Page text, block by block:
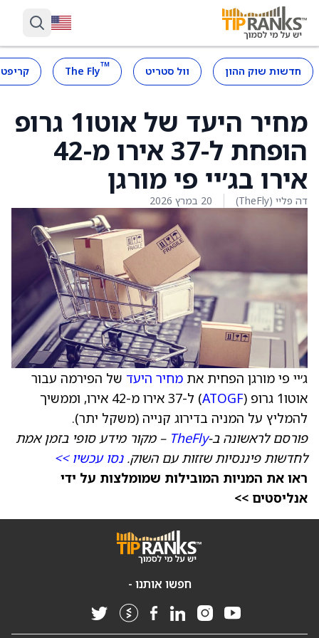
חדשות שוק ההון וול סטריט ™
The Fly
מחיר היעד של אוטו1 גרופ
הופחת ל-37 אירו מ-42
אירו בג׳יי פי מורגן
דה פליי (TheFly) 20 במרץ 2026
ג׳יי פי מורגן הפחית את מחיר היעד של הפירמה עבור
אוטו1 גרופ (
ATOGF
) ל-37 אירו מ-42 אירו, וממשיך
להמליץ על המניה בדירוג קנייה (משקל יתר).
פורסם לראשונה ב-TheFly – מקור מידע סופי בזמן אמת
לחדשות פיננסיות שזזות עם השוק.נסו עכשיו >>
ראו את המניות המובילות שמומלצות על ידי
אנליסטים >>
חפשו אותנו -